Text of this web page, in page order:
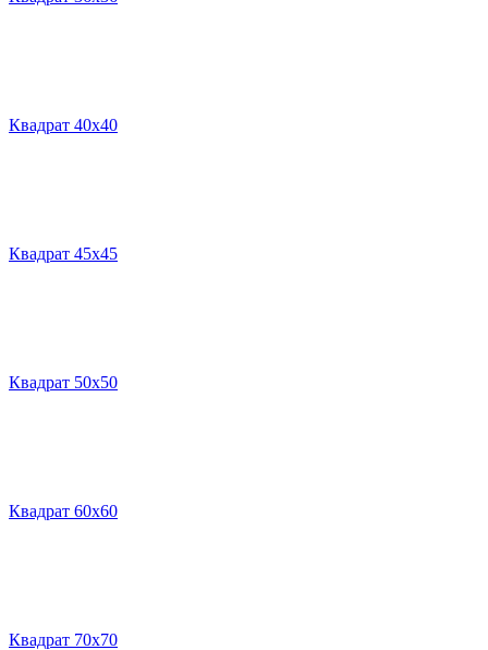
Квадрат 40х40
Квадрат 45х45
Квадрат 50х50
Квадрат 60х60
Квадрат 70х70